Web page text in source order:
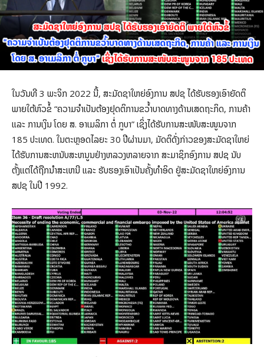
ໃນວັນທີ 3 ພະຈິກ 2022 ນີ້, ສະມັດຊາໃຫຍ່ອົງການ ສປຊ ໄດ້ຮັບຮອງເອົາຍັດຕິ
ພາຍໃຕ້ຫົວຂໍ້ “ຄວາມຈໍາເປັນຕ້ອງຢຸດຕິການຂວໍ້າບາດທາງດ້ານເສດຖະກິດ, ການຄ້າ
ແລະ ການເງິນ ໂດຍ ສ. ອາເມລິກາ ຕໍ່ ກູບາ” ເຊິ່ງໄດ້ຮັບການສະໜັບສະໜູນຈາກ
185 ປະເທດ. ໃນຕະຫຼອດໄລຍະ 30 ປີຜ່ານມາ, ມັດຕິດັ່ງກ່າວຂອງສະມັດຊາໃຫຍ່
ໄດ້ຮັບການສະຫນັບສະຫນູນຢ່າງຫລວງຫລາຍຈາກ ສະມາຊິກອົງການ ສປຊ ນັບ
ຕັ້ງແຕ່ໄດ້ຖືກນໍາສະເຫນີ ແລະ ຮັບຮອງເອົາເປັນຄັ້ງທໍາອິດ ຢູ່ສະມັດຊາໃຫຍ່ອົງການ
ສປຊ ໃນປີ 1992.